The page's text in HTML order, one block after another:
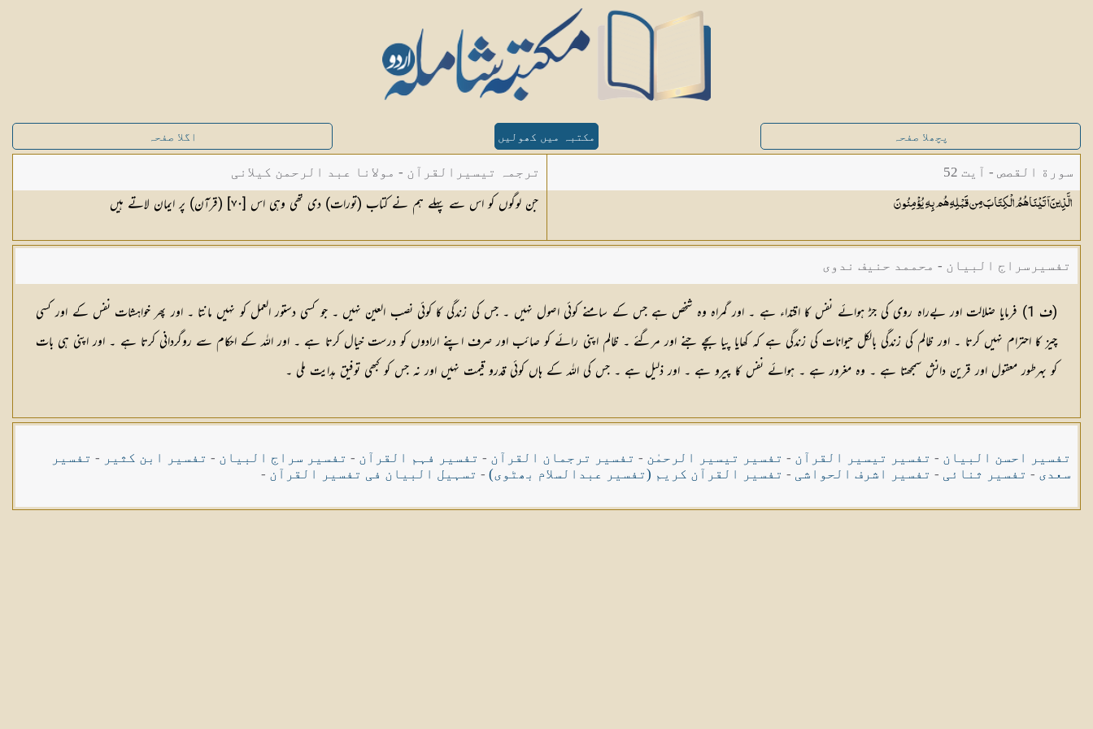
پچھلا صفحہ مکتبہ میں کھولیں اگلا صفحہ
سورة القصص - آیت 52
الَّذِينَ آتَيْنَاهُمُ الْكِتَابَ مِن قَبْلِهِ هُم بِهِيُؤْمِنُونَ
ترجمہ تیسیرالقرآن - مولانا عبد الرحمن کیلانی
جن لوگوں کو اس سے پہلے ہم نے کتاب (تورات) دی تھی وہی اس [٧٠] (قرآن) پر ایمان لاتے ہیں
تفسیرسراج البیان - محممد حنیف ندوی
(ف 1
) فرمایا ضلالت اور بےراہ روی کی جڑ ہوائے نفس کا اقتداء ہے ۔ اور گمراہ وہ شخص ہے جس کے سامنے کوئی اصول نہیں ۔ جس کی زندگی کا کوئی نصب العین نہیں ۔ جو کسی دستور العمل کو نہیں مانتا ۔ اور پھر خواہشات نفس کے اور کسی
چیز کا احترام نہیں کرتا ۔ اور ظالم کی زندگی بالکل حیوانات کی زندگی ہے کہ کھایا پیا بچے جنے اور مرگئے ۔ ظالم اپنی رائے کو صائب اور صرف اپنے ارادوں کو درست خیال کرتا ہے ۔ اور اللہ کے احکام سے روگردانی کرتا ہے ۔ اور اپنی ہی بات
کو بہرطور معقول اور قرین دانش سمجھتا ہے ۔ وہ مغرور ہے ۔ ہوائے نفس کا پیرو ہے ۔ اور ذلیل ہے ۔ جس کی اللہ کے ہاں کوئی قدرو قیمت نہیں اور نہ جس کو کبھی توفیق ہدایت ملی ۔
تفسیر احسن البیان - تفسیر تیسیر القرآن - تفسیر تیسیر الرحمٰن - تفسیر ترجمان القرآن - تفسیر فہم القرآن - تفسیر سراج البیان - تفسیر ابن کثیر - تفسیر
سعدی - تفسیر ثنائی - تفسیر اشرف الحواشی - تفسیر القرآن کریم (تفسیر عبدالسلام بھٹوی) - تسہیل البیان فی تفسیر القرآن -